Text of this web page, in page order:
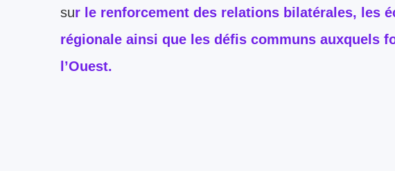
sur le renforcement des relations bilatérales, les
régionale ainsi que les défis communs auxquels
l’Ouest.